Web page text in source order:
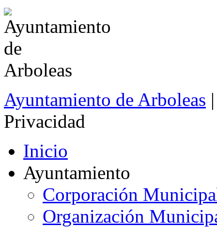
Ayuntamiento de Arboleas
Privacidad
Inicio
Ayuntamiento
Corporación
Organización